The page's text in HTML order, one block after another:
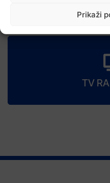
Prikaži
Danas nova saslušanja
TV